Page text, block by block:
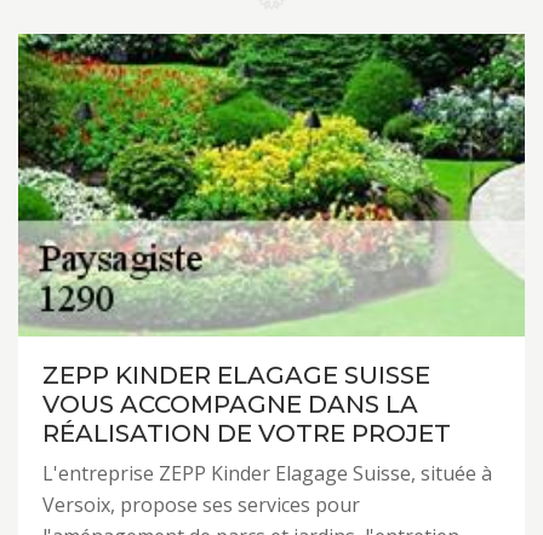
ZEPP KINDER ELAGAGE SUISSE
VOUS ACCOMPAGNE DANS LA
RÉALISATION DE VOTRE PROJET
L'entreprise ZEPP Kinder Elagage Suisse, située à
Versoix, propose ses services pour